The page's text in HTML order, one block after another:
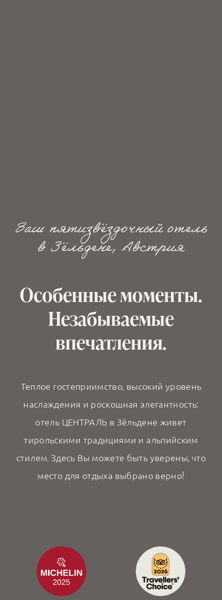
Ваш пятизвёздочный отель
в Зёльдене, Австрия
Особенные моменты.
Незабываемые
впечатления.
Теплое гостеприимство, высокий уровень
наслаждения и роскошная элегантность:
отель ЦЕНТРАЛЬ в Зёльдене живет
тирольскими традициями и альпийским
стилем. Здесь Вы можете быть уверены, что
место для отдыха выбрано верно!